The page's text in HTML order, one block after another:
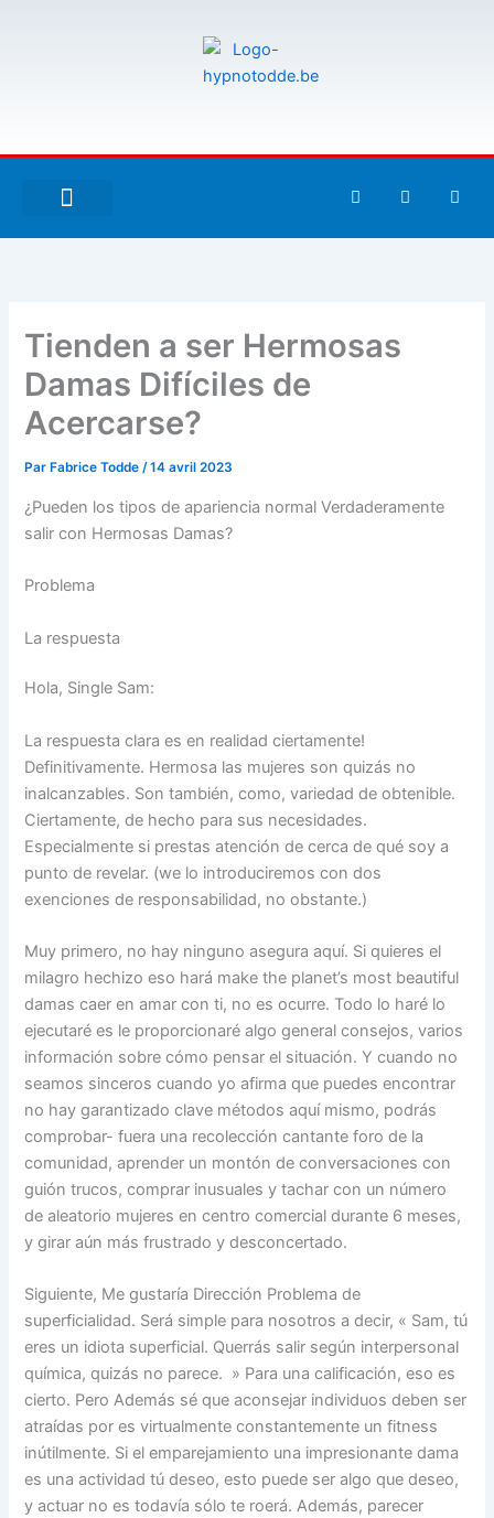
F
a
e
f
T
w
t
G
i
h
Tienden a ser Hermosas
Damas Difíciles de
Acercarse?
Par Fabrice Todde/14 avril 2023
¿Pueden los tipos de apariencia normal Verdaderamente
salir con Hermosas Damas?
Problema
La respuesta
Hola, Single Sam:
La respuesta clara es en realidad ciertamente!
Definitivamente. Hermosa las mujeres son quizás no
inalcanzables. Son también, como, variedad de obtenible.
Ciertamente, de hecho para sus necesidades.
Especialmente si prestas atención de cerca de qué soy a
punto de revelar. (we lo introduciremos con dos
exenciones de responsabilidad, no obstante.)
Muy primero, no hay ninguno asegura aquí. Si quieres el
milagro hechizo eso hará make the planet’s most beautiful
damas caer en amar con ti, no es ocurre. Todo lo haré lo
ejecutaré es le proporcionaré algo general consejos, varios
información sobre cómo pensar el situación. Y cuando no
seamos sinceros cuando yo afirma que puedes encontrar
no hay garantizado clave métodos aquí mismo, podrás
comprobar- fuera una recolección cantante foro de la
comunidad, aprender un montón de conversaciones con
guión trucos, comprar inusuales y tachar con un número
de aleatorio mujeres en centro comercial durante 6 meses,
y girar aún más frustrado y desconcertado.
Siguiente, Me gustaría Dirección Problema de
superficialidad. Será simple para nosotros a decir, « Sam, tú
eres un idiota superficial. Querrás salir según interpersonal
química, quizás no parece. » Para una calificación, eso es
cierto. Pero Además sé que aconsejar individuos deben ser
atraídas por es virtualmente constantemente un fitness
inútilmente. Si el emparejamiento una impresionante dama
es una actividad tú deseo, esto puede ser algo que deseo,
y actuar no es todavía sólo te roerá. Además, parecer